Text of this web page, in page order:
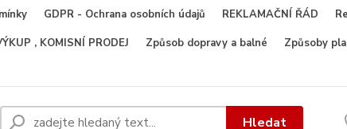
GDPR - Ochrana osobních údajů REKLAMAČNÍ ŘÁD
, KOMISNÍ PRODEJ Způsob dopravy a balné
Způsoby
Hledat